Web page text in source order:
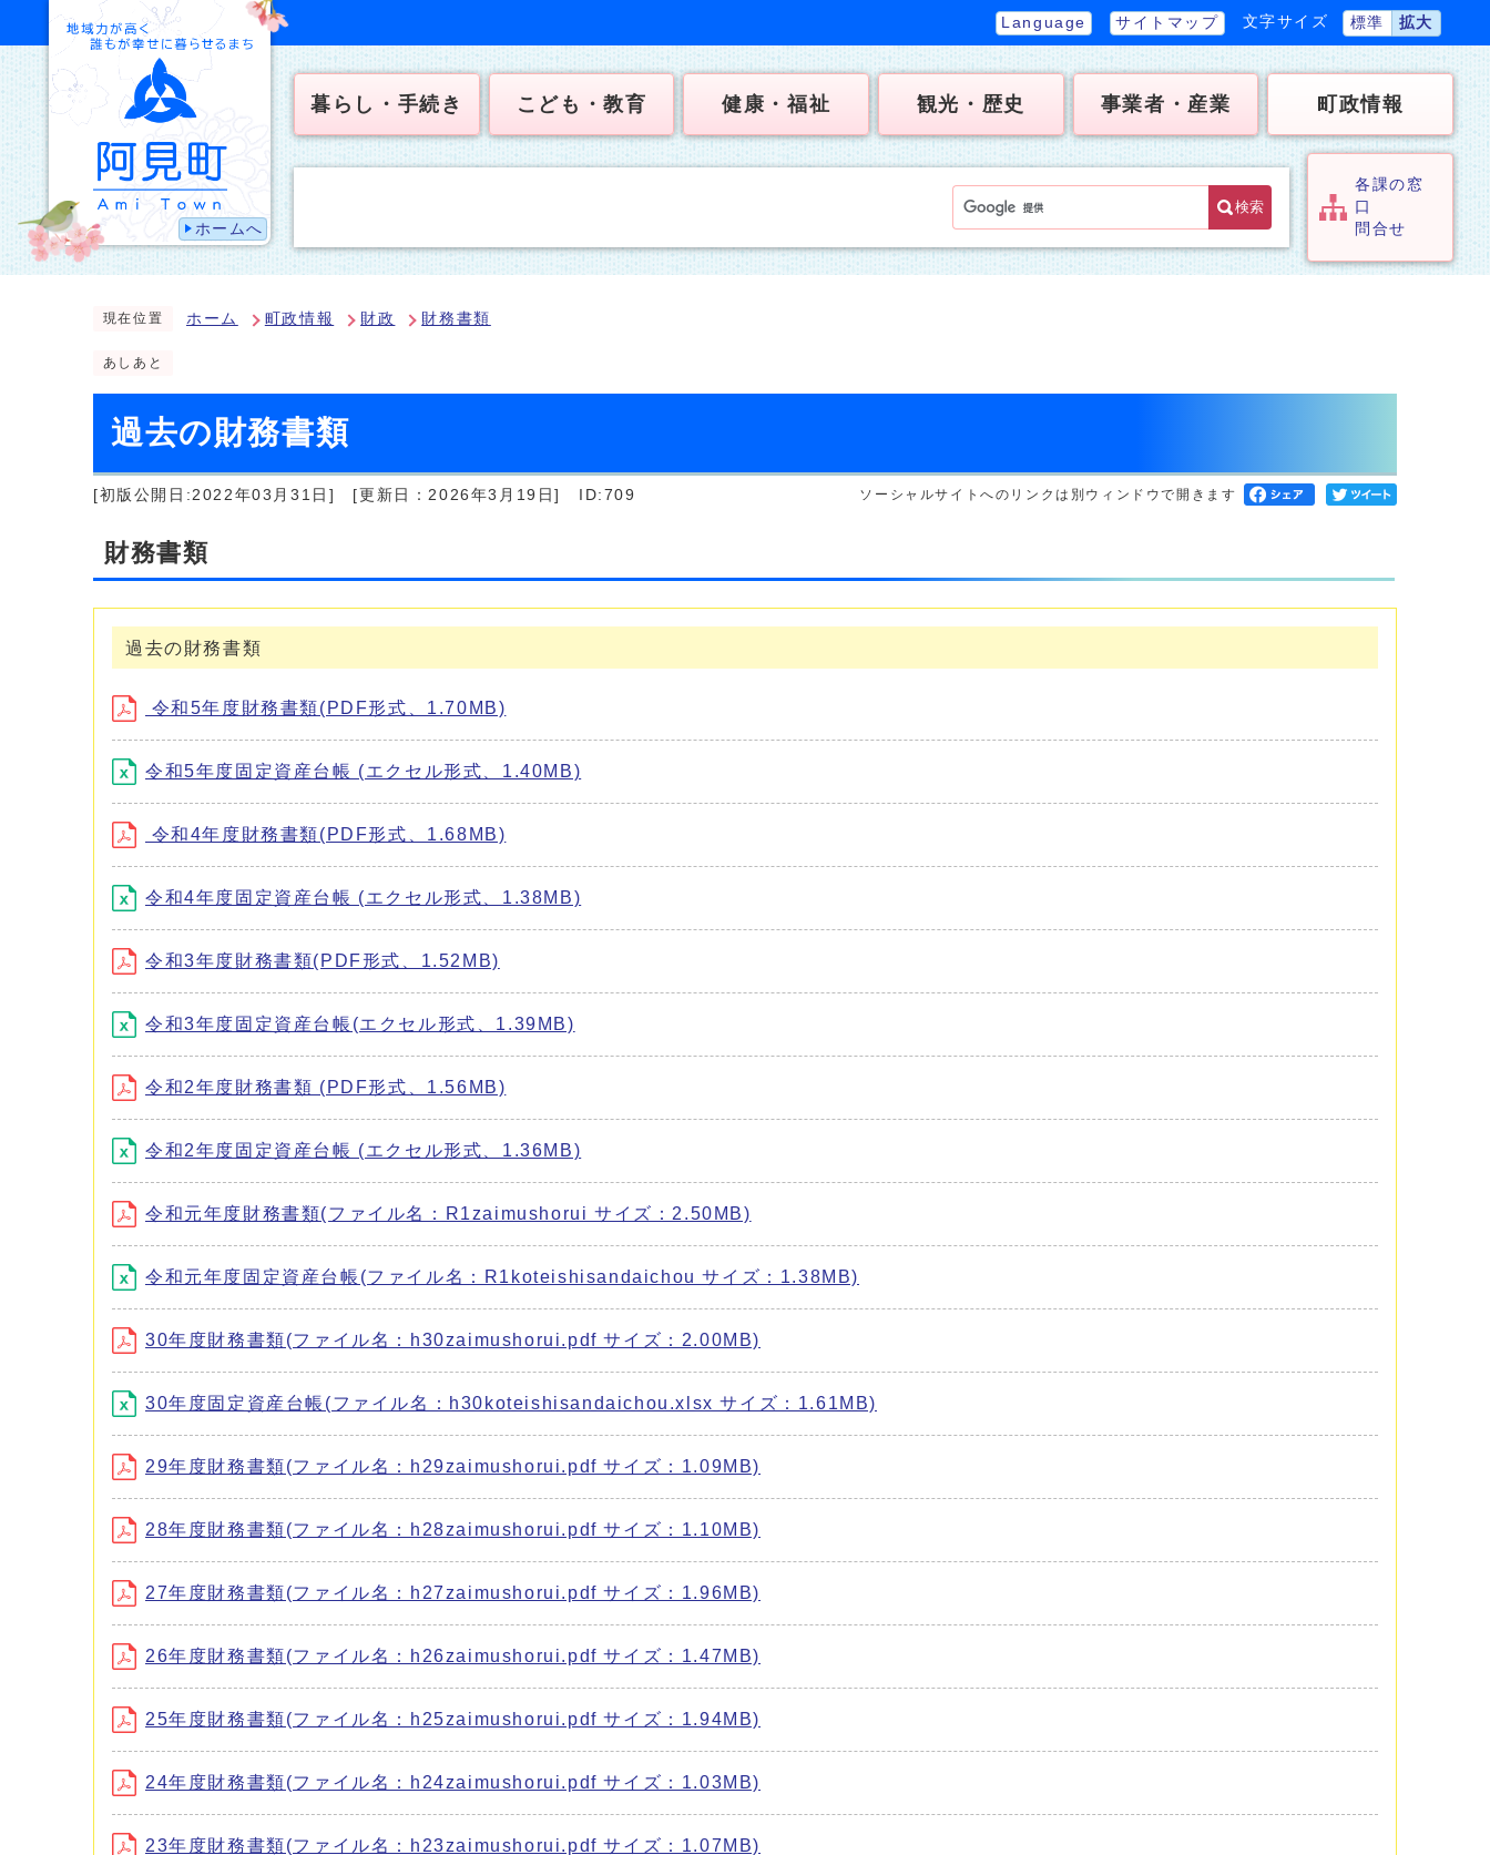
ホームへ
Language サイトマップ 文字サイズ 標準 拡大
暮らし・手続き こども・教育 健康・福祉 観光・歴史 事業者・産業 町政情報
検索
各課の窓
口
問合せ
現在位置 ホーム 町政情報 財政 財務書類
あしあと
過去の財務書類
[初版公開日:2022年03月31日] [更新日：2026年3月19日] ID:709 ソーシャルサイトへのリンクは別ウィンドウで開きます
財務書類
過去の財務書類
令和5年度財務書類(PDF形式、1.70MB)
令和5年度固定資産台帳 (エクセル形式、1.40MB)
令和4年度財務書類(PDF形式、1.68MB)
令和4年度固定資産台帳 (エクセル形式、1.38MB)
令和3年度財務書類(PDF形式、1.52MB)
令和3年度固定資産台帳(エクセル形式、1.39MB)
令和2年度財務書類 (PDF形式、1.56MB)
令和2年度固定資産台帳 (エクセル形式、1.36MB)
令和元年度財務書類(ファイル名：R1zaimushorui サイズ：2.50MB)
令和元年度固定資産台帳(ファイル名：R1koteishisandaichou サイズ：1.38MB)
30年度財務書類(ファイル名：h30zaimushorui.pdf サイズ：2.00MB)
30年度固定資産台帳(ファイル名：h30koteishisandaichou.xlsx サイズ：1.61MB)
29年度財務書類(ファイル名：h29zaimushorui.pdf サイズ：1.09MB)
28年度財務書類(ファイル名：h28zaimushorui.pdf サイズ：1.10MB)
27年度財務書類(ファイル名：h27zaimushorui.pdf サイズ：1.96MB)
26年度財務書類(ファイル名：h26zaimushorui.pdf サイズ：1.47MB)
25年度財務書類(ファイル名：h25zaimushorui.pdf サイズ：1.94MB)
24年度財務書類(ファイル名：h24zaimushorui.pdf サイズ：1.03MB)
23年度財務書類(ファイル名：h23zaimushorui.pdf サイズ：1.07MB)